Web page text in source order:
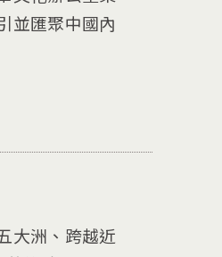
並匯聚中國內
大洲、跨越近